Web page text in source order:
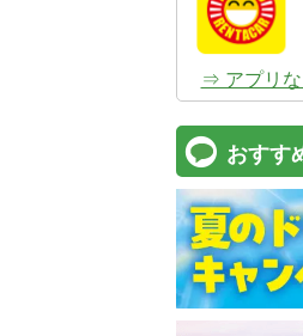
⇒ アプリな
おすす